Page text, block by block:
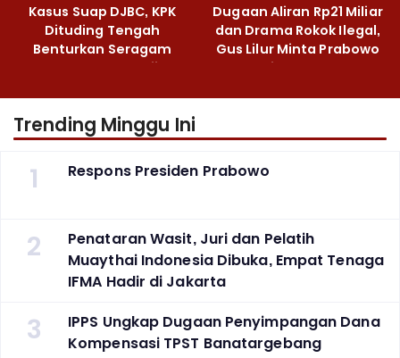
Kasus Suap DJBC, KPK
Dituding Tengah
Benturkan Seragam
Cokelat dengan Hijau
Dugaan Aliran Rp21 Miliar
dan Drama Rokok Ilegal,
Gus Lilur Minta Prabowo
Bertindak Tegas
Trending Minggu Ini
1 Respons Presiden Prabowo
2
Penataran Wasit, Juri dan Pelatih
Muaythai Indonesia Dibuka, Empat Tenaga
IFMA Hadir di Jakarta
3
IPPS Ungkap Dugaan Penyimpangan Dana
Kompensasi TPST Banatargebang